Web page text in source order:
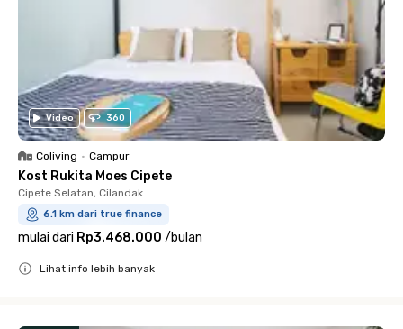
Video 360
Coliving • Campur
Kost Rukita Moes Cipete
Cipete Selatan, Cilandak
6.1 km dari true finance
mulai dari Rp3.468.000 /bulan
Lihat info lebih banyak